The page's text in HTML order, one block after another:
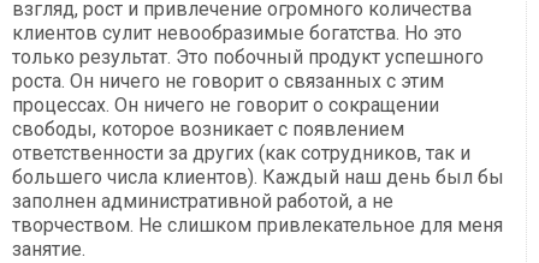
взгляд, рост и привлечение огромного количества
клиентов сулит невообразимые богатства. Но это
только результат. Это побочный продукт успешного
роста. Он ничего не говорит о связанных с этим
процессах. Он ничего не говорит о сокращении
свободы, которое возникает с появлением
ответственности за других (как сотрудников, так и
большего числа клиентов). Каждый наш день был бы
заполнен административной работой, а не
творчеством. Не слишком привлекательное для меня
занятие.